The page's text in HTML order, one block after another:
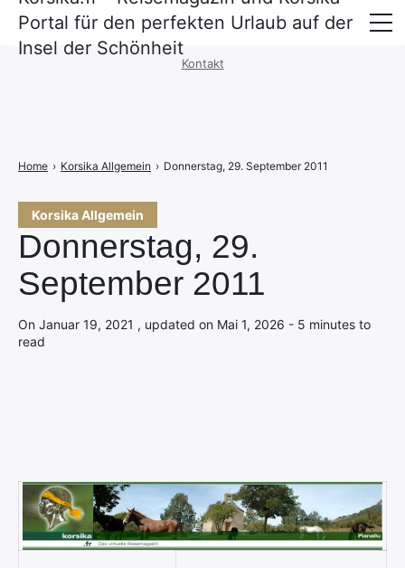
Korsika Allgemein
Donnerstag, 29.
September 2011
On Januar 19, 2021 , updated on Mai 1, 2026 - 5 minutes to
read
Home › Korsika Allgemein › Donnerstag, 29. September 2011
Portal für den perfekten Urlaub auf der
Insel der Schönheit
Impressum · Datenschutzerklärung
Kontakt